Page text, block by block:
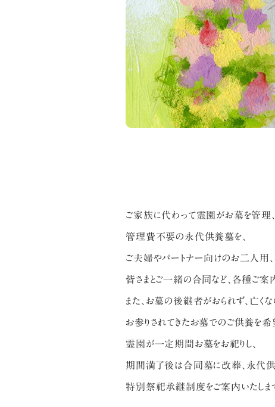
ご家族に代わって霊園がお墓を管理
管理費不要の永代供養墓を、
ご夫婦やパートナー向けのお二人用、
皆さまとご一緒の合同など、各種ご案
また、お墓の後継者がおられず、亡く
お参りされてきたお墓でのご供養を希
霊園が一定期間お墓をお祀りし、
期間満了後は合同墓に改葬、永代供
特別祭祀承継制度をご案内いたしま